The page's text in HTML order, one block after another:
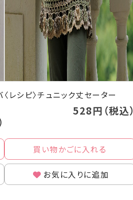
〈レシピ〉チュニック丈セーター
528円（税込）
買い物かごに入れる
お気に入りに追加